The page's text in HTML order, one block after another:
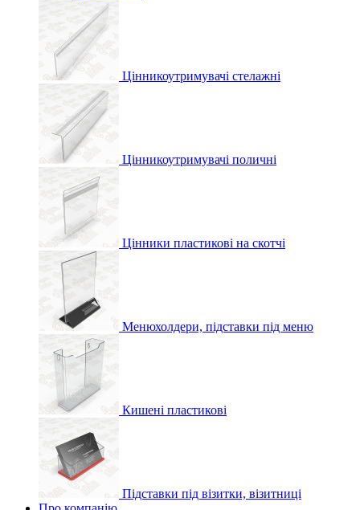
Цінникоутримувачі стелажні
Цінникоутримувачі поличні
Цінники пластикові на скотчі
Менюхолдери, підставки під меню
Кишені пластикові
Підставки під візитки, візитниці